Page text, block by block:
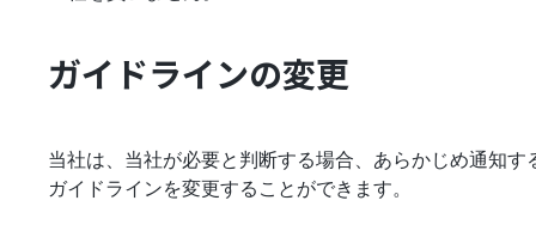
ガイドラインの変更
当社は、当社が必要と判断する場合、あらかじめ通知す
ガイドラインを変更することができます。